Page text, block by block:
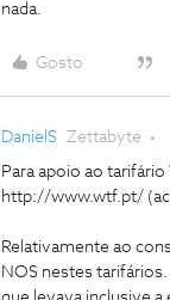
nada.
Gosto
DanielS Zettabyte
Para apoio ao
http://www.wtf.pt/
Relativamente ao
NOS nestes